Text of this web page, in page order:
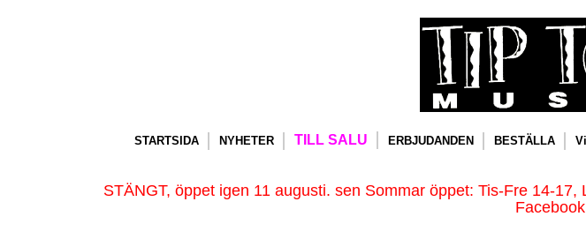
STARTSIDA NYHETER TILL SALU ERBJUDANDEN BESTÄLLA
STÄNGT, öppet igen 11 augusti. sen Sommar öppet: Tis-Fre 14-